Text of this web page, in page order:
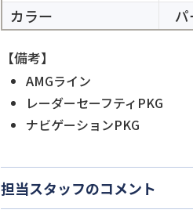
カラー
パ
【備考】
AMGライン
レーダーセーフティPKG
ナビゲーションPKG
担当スタッフのコメント